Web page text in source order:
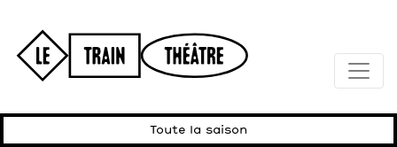
Toute la saison